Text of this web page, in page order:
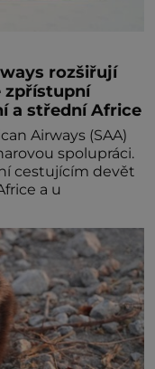
rozšiřují
zpřístupní
a střední Africe
Airways (SAA)
spolupráci.
cestujícím devět
a u